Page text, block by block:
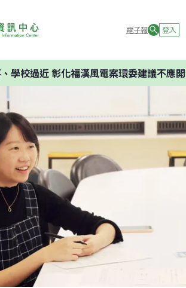
電子報 登入
彰化福漢風電案環委建議不應開發